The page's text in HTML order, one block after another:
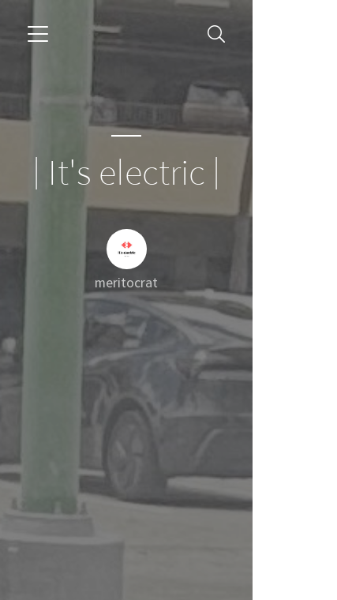
| It's electric |
meritocrat